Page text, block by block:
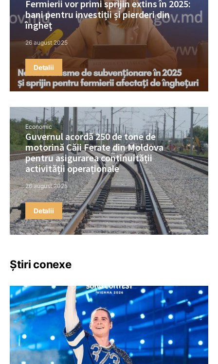
Fermierii vor primi sprijin extins în 2025:
bani pentru investiții și pierderi din
îngheț
26 august 2025
Detalii
Economic
Guvernul acordă 250 de tone de
motorină Căii Ferate din Moldova
pentru asigurarea continuității
activității operaționale
26 august 2025
Detalii
Știri conexe